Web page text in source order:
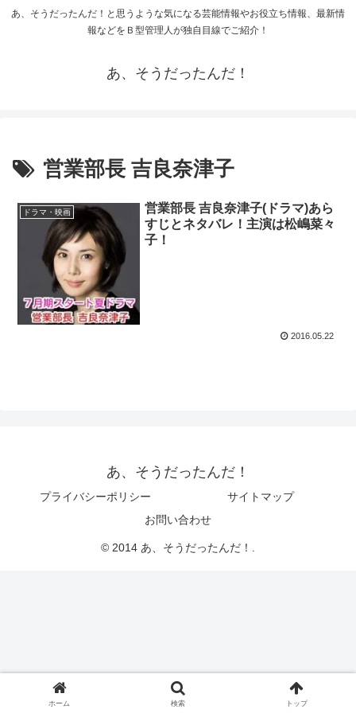
あ、そうだったんだ！と思うような気になる芸能情報やお役立ち情報、最新情
報などをＢ型管理人が独自目線でご紹介！
あ、そうだったんだ！
営業部長 吉良奈津子
ドラマ・映画
営業部長 吉良奈津子(ドラマ)あら
すじとネタバレ！主演は松嶋菜々
子！
2016.05.22
あ、そうだったんだ！
プライバシーポリシー
サイトマップ
お問い合わせ
© 2014 あ、そうだったんだ！.
ホーム 検索 トップ